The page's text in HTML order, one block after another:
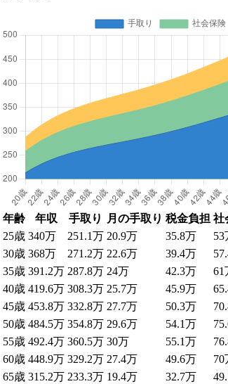
年齢 年収 手取り 月の手取り 税金負担 社
25歳 340万 251.1万 20.9万 35.8万
53
30歳 368万 271.2万 22.6万 39.4万
35歳 391.2万 287.8万 24万 42.3万
61
40歳 419.6万 308.3万 25.7万 45.9万
45歳 453.8万 332.8万 27.7万 50.3万
50歳 484.5万 354.8万 29.6万 54.1万
55歳 492.4万 360.5万 30万 55.1万
60歳 448.9万 329.2万 27.4万 49.6万
70
65歳 315.2万 233.3万 19.4万 32.7万